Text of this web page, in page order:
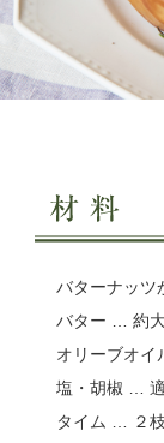
バターナッツ
バター … 約
オリーブオイ
塩・胡椒 …
タイム … ２枝